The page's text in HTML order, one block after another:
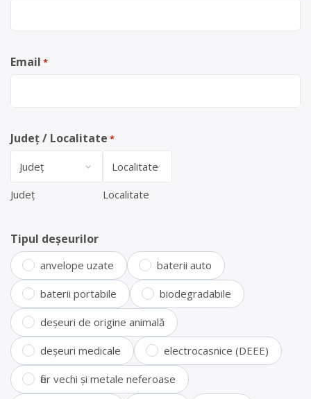
Email *
Județ / Localitate *
Județ Localitate
Tipul deșeurilor
anvelope uzate baterii auto
baterii portabile biodegradabile
deșeuri de origine animală
deșeuri medicale electrocasnice (DEEE)
fier vechi și metale neferoase